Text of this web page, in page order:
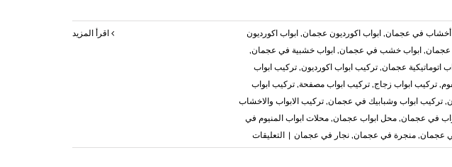
أخشاب في عجمان, ابواب اكورديون عجمان, ابواب اكورديون
, ابواب خشب في عجمان, ابواب خشبية في عجمان,
اتوماتيكية عجمان, تركيب ابواب اكورديون, تركيب ابواب
, تركيب ابواب زجاج, تركيب ابواب مصفحة, تركيب ابواب
, تركيب ابواب وشبابيك في عجمان, تركيب الابواب والاخشاب
في عجمان, محل ابواب عجمان, محلات ابواب المنيوم في
عجمان, منجرة في عجمان, نجار في عجمان | التعليقاتعلى
تركيب